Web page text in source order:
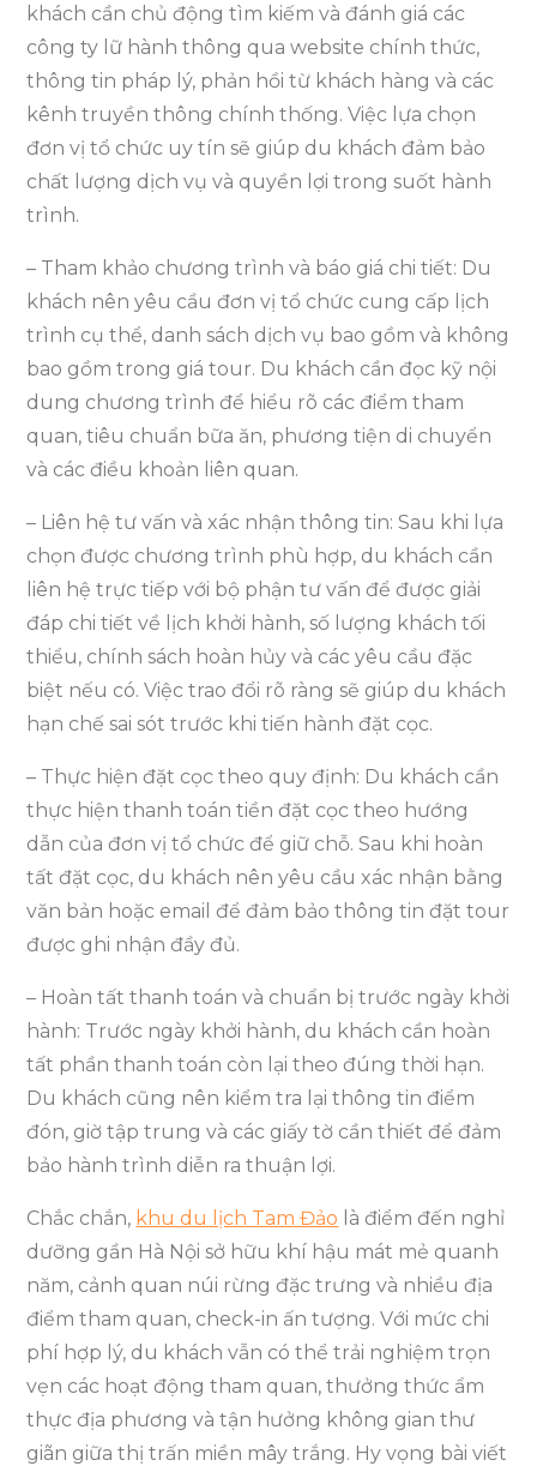
khách cần chủ động tìm kiếm và đánh giá các
công ty lữ hành thông qua website chính thức,
thông tin pháp lý, phản hồi từ khách hàng và các
kênh truyền thông chính thống. Việc lựa chọn
đơn vị tổ chức uy tín sẽ giúp du khách đảm bảo
chất lượng dịch vụ và quyền lợi trong suốt hành
trình.
– Tham khảo chương trình và báo giá chi tiết: Du
khách nên yêu cầu đơn vị tổ chức cung cấp lịch
trình cụ thể, danh sách dịch vụ bao gồm và không
bao gồm trong giá tour. Du khách cần đọc kỹ nội
dung chương trình để hiểu rõ các điểm tham
quan, tiêu chuẩn bữa ăn, phương tiện di chuyển
và các điều khoản liên quan.
– Liên hệ tư vấn và xác nhận thông tin: Sau khi lựa
chọn được chương trình phù hợp, du khách cần
liên hệ trực tiếp với bộ phận tư vấn để được giải
đáp chi tiết về lịch khởi hành, số lượng khách tối
thiểu, chính sách hoàn hủy và các yêu cầu đặc
biệt nếu có. Việc trao đổi rõ ràng sẽ giúp du khách
hạn chế sai sót trước khi tiến hành đặt cọc.
– Thực hiện đặt cọc theo quy định: Du khách cần
thực hiện thanh toán tiền đặt cọc theo hướng
dẫn của đơn vị tổ chức để giữ chỗ. Sau khi hoàn
tất đặt cọc, du khách nên yêu cầu xác nhận bằng
văn bản hoặc email để đảm bảo thông tin đặt tour
được ghi nhận đầy đủ.
– Hoàn tất thanh toán và chuẩn bị trước ngày khởi
hành: Trước ngày khởi hành, du khách cần hoàn
tất phần thanh toán còn lại theo đúng thời hạn.
Du khách cũng nên kiểm tra lại thông tin điểm
đón, giờ tập trung và các giấy tờ cần thiết để đảm
bảo hành trình diễn ra thuận lợi.
Chắc chắn, khu du lịch Tam Đảo là điểm đến nghỉ
dưỡng gần Hà Nội sở hữu khí hậu mát mẻ quanh
năm, cảnh quan núi rừng đặc trưng và nhiều địa
điểm tham quan, check-in ấn tượng. Với mức chi
phí hợp lý, du khách vẫn có thể trải nghiệm trọn
vẹn các hoạt động tham quan, thưởng thức ẩm
thực địa phương và tận hưởng không gian thư
giãn giữa thị trấn miền mây trắng. Hy vọng bài viết